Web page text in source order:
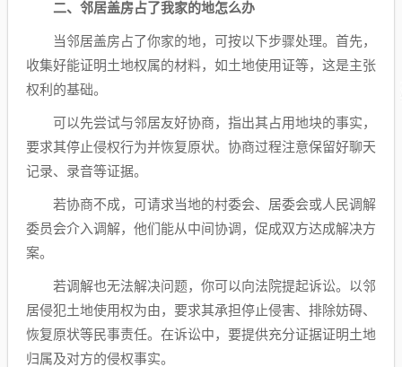
二、邻居盖房占了我家的地怎么办
当邻居盖房占了你家的地，可按以下步骤处理。首先，
收集好能证明土地权属的材料，如土地使用证等，这是主张
权利的基础。
可以先尝试与邻居友好协商，指出其占用地块的事实，
要求其停止侵权行为并恢复原状。协商过程注意保留好聊天
记录、录音等证据。
若协商不成，可请求当地的村委会、居委会或人民调解
委员会介入调解，他们能从中间协调，促成双方达成解决方
案。
若调解也无法解决问题，你可以向法院提起诉讼。以邻
居侵犯土地使用权为由，要求其承担停止侵害、排除妨碍、
恢复原状等民事责任。在诉讼中，要提供充分证据证明土地
归属及对方的侵权事实。